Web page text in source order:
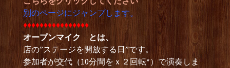
別のページにジャンプします。
♦︎♦︎♦︎♦︎♦︎♦︎♦︎♦︎♦︎♦︎♦︎♦︎♦︎♦︎♦︎♦︎
オープンマイク とは、
店の”ステージを開放する日”です。
参加者が交代（10分間をｘ２回転*）で演奏しま